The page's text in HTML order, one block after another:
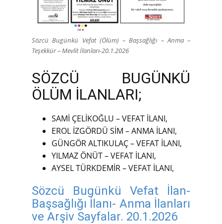
Sözcü Bugünkü Vefat (Ölüm) – Başsağlığı – Anma –
Teşekkür – Mevlit İlanları-20.1.2026
SÖZCÜ BUGÜNKÜ
ÖLÜM İLANLARI;
SAMİ ÇELİKOĞLU – VEFAT İLANI,
EROL İZGÖRDÜ SİM – ANMA İLANI,
GÜNGÖR ALTIKULAÇ – VEFAT İLANI,
YILMAZ ÖNÜT – VEFAT İLANI,
AYSEL TÜRKDEMİR – VEFAT İLANI,
Sözcü Bugünkü Vefat İlan-
Başsağlığı İlanı- Anma İlanları
ve Arşiv Sayfalar. 20.1.2026